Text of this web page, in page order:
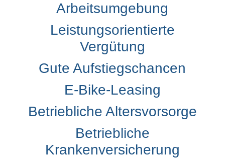
Arbeitsumgebung
Leistungsorientierte
Vergütung
Gute Aufstiegschancen
E-Bike-Leasing
Betriebliche Altersvorsorge
Betriebliche
Krankenversicherung